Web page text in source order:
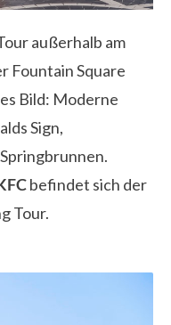
außerhalb am
Fountain Square
Bild: Moderne
Sign,
befindet sich der
Tour.